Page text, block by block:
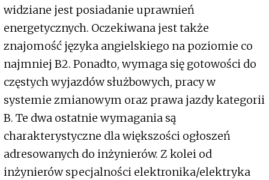
widziane jest posiadanie uprawnień
energetycznych. Oczekiwana jest także
znajomość języka angielskiego na poziomie co
najmniej B2. Ponadto, wymaga się gotowości do
częstych wyjazdów służbowych, pracy w
systemie zmianowym oraz prawa jazdy kategorii
B. Te dwa ostatnie wymagania są
charakterystyczne dla większości ogłoszeń
adresowanych do inżynierów. Z kolei od
inżynierów specjalności elektronika/elektryka